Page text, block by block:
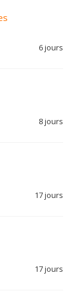
6 jours
8 jours
17 jours
17 jours